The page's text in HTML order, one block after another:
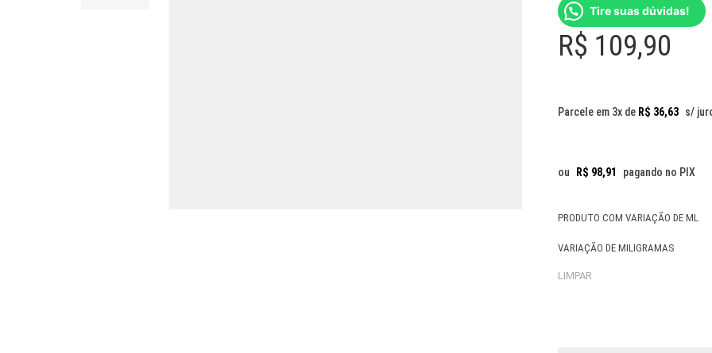
Tire suas dúvidas!
R$ 109,90
Parcele em 3x de R$ 36,63 s/
ou R$ 98,91 pagando no PIX
PRODUTO COM VARIAÇÃO DE ML
VARIAÇÃO DE MILIGRAMAS
LIMPAR